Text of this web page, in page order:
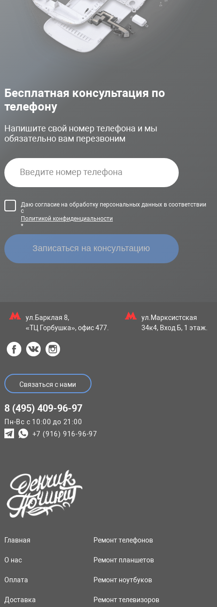
Бесплатная консультация по
телефону
Напишите свой номер телефона и мы
обязательно вам перезвоним
Даю согласие на обработку персональных данных в соответствии
с
Политикой конфиденциальности
*
ул.Барклая 8,
«ТЦ Горбушка», офис 477.
ул.Марксистская
34к4, Вход Б, 1 этаж.
Связаться с нами
8 (495) 409-96-97
Пн-Вс с 10:00 до 21:00
+7 (916) 916-96-97
Главная
О нас
Оплата
Доставка
Ремонт телефонов
Ремонт планшетов
Ремонт ноутбуков
Ремонт телевизоров